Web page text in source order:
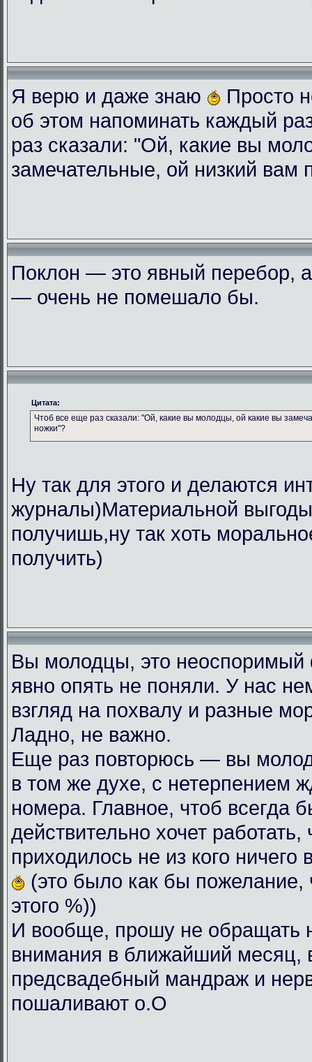
Я верю и даже знаю
Просто
об этом напоминать каждый
раз сказали: "Ой, какие вы
замечательные, ой низкий вам
Поклон — это явный перебор,
— очень не помешало бы.
Цитата:
Чтоб все еще раз сказали: "Ой, какие вы молодцы, ой какие вы
ножки"?
Ну так для этого и делаются
журналы)Материальной
получишь,ну так хоть
получить)
Вы молодцы, это
явно опять не поняли. У нас
взгляд на похвалу и разные
Ладно, не важно.
Еще раз повторюсь — вы
в том же духе, с нетерпением
номера. Главное, чтоб всегда
действительно хочет работать,
приходилось не из кого ничего
(это было как бы пожелание,
этого %))
И вообще, прошу не обращать
внимания в ближайший месяц,
предсвадебный мандраж и
пошаливают о.О